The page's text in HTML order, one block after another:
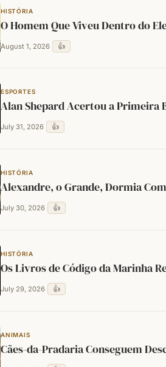
HISTÓRIA
O Homem Que Viveu Dentro do
August 1, 2026 👍
ESPORTES
Alan Shepard Acertou a Primeira
July 31, 2026 👍
HISTÓRIA
Alexandre, o Grande, Dormia
July 30, 2026 👍
HISTÓRIA
Os Livros de Código da Marinha
July 29, 2026 👍
ANIMAIS
Cães-da-Pradaria Conseguem